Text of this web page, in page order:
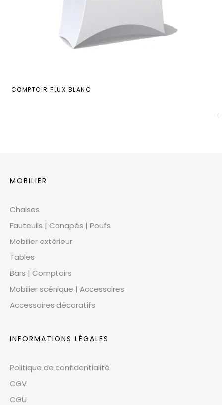
COMPTOIR FLUX BLANC
MOBILIER
Chaises
Fauteuils | Canapés | Poufs
Mobilier extérieur
Tables
Bars | Comptoirs
Mobilier scénique | Accessoires
Accessoires décoratifs
INFORMATIONS LÉGALES
Politique de confidentialité
CGV
CGU